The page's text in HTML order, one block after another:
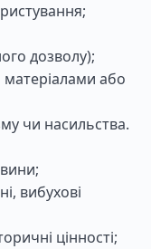
дозволу);
або
чи насильства.
вибухові
цінності;